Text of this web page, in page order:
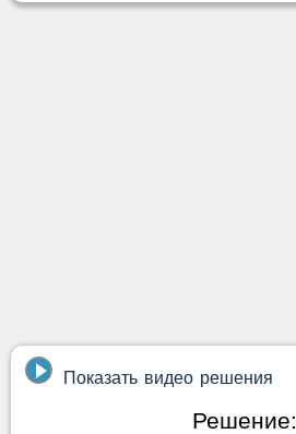
Показать видео решения
Решение: